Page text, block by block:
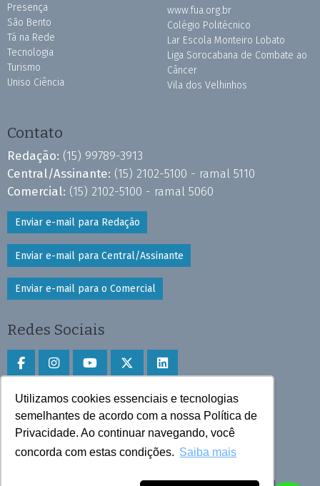
Utilizamos cookies essenciais e tecnologias
semelhantes de acordo com a nossa Política de
Privacidade. Ao continuar navegando, você
concorda com estas condições. Saiba mais
Presença
São Bento
Tá na Rede
Tecnologia
Turismo
Uniso Ciência
www.fua.org.br
Colégio Politécnico
Lar Escola Monteiro Lobato
Liga Sorocabana de Combate ao
Câncer
Vila dos Velhinhos
Contato
Redação: (15) 99789-3913
Central/Assinante: (15) 2102-5100 - ramal 5110
Comercial: (15) 2102-5100 - ramal 5060
Enviar e-mail para Redação
Enviar e-mail para Central/Assinante
Enviar e-mail para o Comercial
Redes Sociais
Faça download do aplicativo
Play Store e App Store